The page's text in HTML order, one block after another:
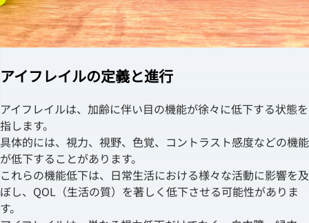
アイフレイルの定義と進行
アイフレイルは、加齢に伴い目の機能が徐々に低下する状態を
指します。
具体的には、視力、視野、色覚、コントラスト感度などの機能
が低下することがあります。
これらの機能低下は、日常生活における様々な活動に影響を及
ぼし、QOL（生活の質）を著しく低下させる可能性がありま
す。